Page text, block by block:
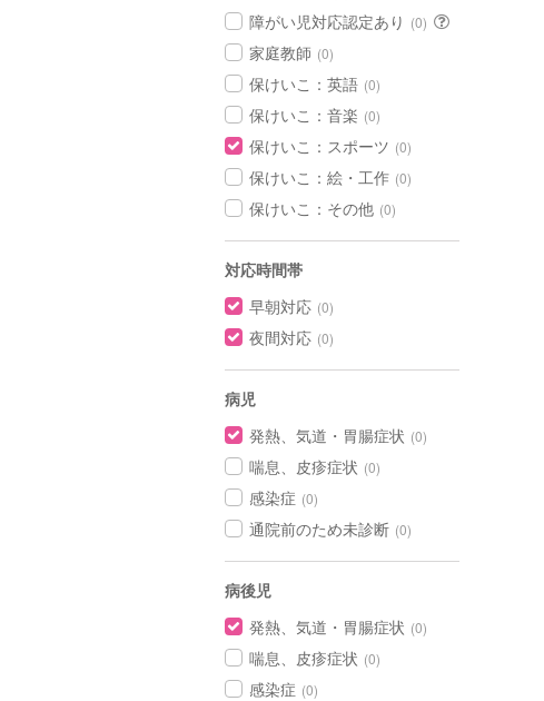
障がい児対応認定あり (0)
家庭教師 (0)
保けいこ：英語 (0)
保けいこ：音楽 (0)
保けいこ：スポーツ (0)
保けいこ：絵・工作 (0)
保けいこ：その他 (0)
対応時間帯
早朝対応 (0)
夜間対応 (0)
病児
発熱、気道・胃腸症状 (0)
喘息、皮疹症状 (0)
感染症 (0)
通院前のため未診断 (0)
病後児
発熱、気道・胃腸症状 (0)
喘息、皮疹症状 (0)
感染症 (0)